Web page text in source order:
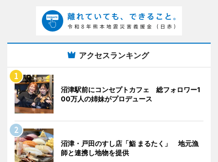
アクセスランキング
沼津駅前にコンセプトカフェ 総フォロワー1
00万人の姉妹がプロデュース
沼津・戸田のすし店「鮨 まるたく」 地元漁
師と連携し地物を提供